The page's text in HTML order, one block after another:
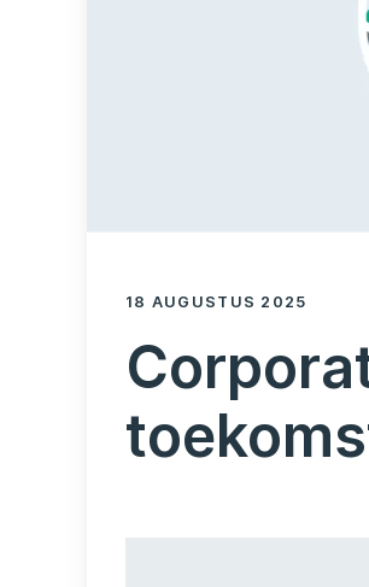
18 AUGUSTUS 2025